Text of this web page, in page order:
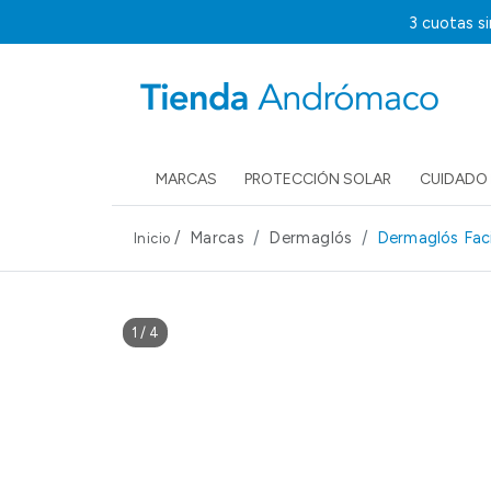
3 cuotas
MARCAS PROTECCIÓN SOLAR CUIDADO
Inicio / Marcas Dermaglós Dermaglós
1 / 4